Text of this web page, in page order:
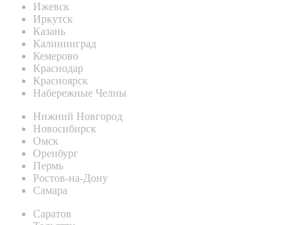
Ижевск
Иркутск
Казань
Калининград
Кемерово
Краснодар
Красноярск
Набережные Челны
Нижний Новгород
Новосибирск
Омск
Оренбург
Пермь
Ростов-на-Дону
Самара
Саратов